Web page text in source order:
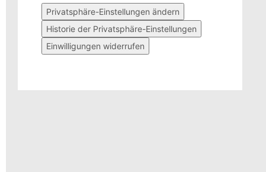
Privatsphäre-Einstellungen ändern
Historie der Privatsphäre-Einstellungen
Einwilligungen widerrufen